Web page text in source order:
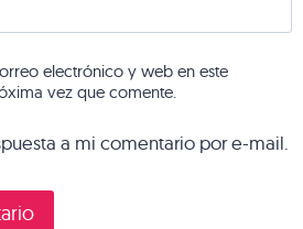
electrónico y web en este
vez que comente.
a mi comentario por e-mail.